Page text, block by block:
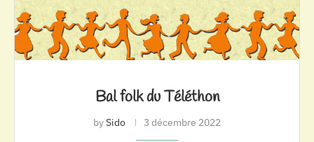
Bal folk du Téléthon
bySido 3 décembre 2022